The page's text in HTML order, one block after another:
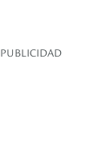
PUBLICIDAD